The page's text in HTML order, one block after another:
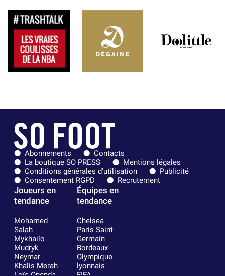
Abonnements
Contacts
La boutique SO PRESS
Mentions légales
Conditions générales d'utilisation
Publicité
Consentement RGPD
Recrutement
Joueurs en
tendance
Mohamed
Salah
Mykhailo
Mudryk
Neymar
Khalis Merah
Équipes en
tendance
Chelsea
Paris Saint-
Germain
Bordeaux
Olympique
lyonnais